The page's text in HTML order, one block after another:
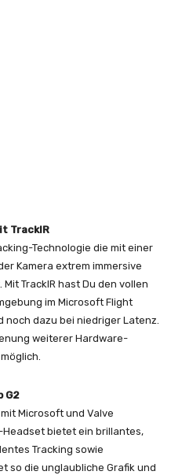
TrackIR
Technologie die mit einer
Kamera extrem immersive
TrackIR hast Du den vollen
im Microsoft Flight
noch dazu bei niedriger Latenz.
weiterer Hardware-
G2
Microsoft und Valve
Headset bietet ein brillantes,
Tracking sowie
so die unglaubliche Grafik und